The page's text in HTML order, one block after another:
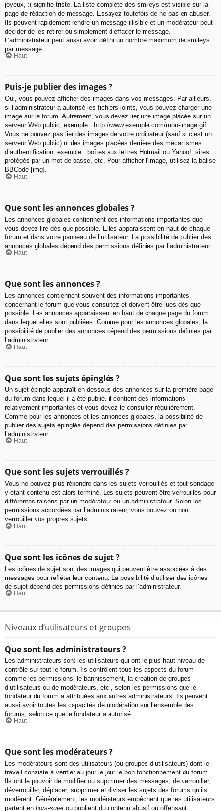
joyeux, :( signifie triste. La liste complète des smileys est visible sur la
page de rédaction de message. Essayez toutefois de ne pas en abuser.
Ils peuvent rapidement rendre un message illisible et un modérateur peut
décider de les retirer ou simplement d’effacer le message.
L’administrateur peut aussi avoir défini un nombre maximum de smileys
par message.
Haut
Puis-je publier des images ?
Oui, vous pouvez afficher des images dans vos messages. Par ailleurs,
si l’administrateur a autorisé les fichiers joints, vous pouvez charger une
image sur le forum. Autrement, vous devez lier une image placée sur un
serveur Web public, exemple : http://www.exemple.com/mon-image.gif.
Vous ne pouvez pas lier des images de votre ordinateur (sauf si c’est un
serveur Web public) ni des images placées derrière des mécanismes
d’authentification, exemple : boîtes aux lettres Hotmail ou Yahoo!, sites
protégés par un mot de passe, etc. Pour afficher l’image, utilisez la balise
BBCode [img].
Haut
Que sont les annonces globales ?
Les annonces globales contiennent des informations importantes que
vous devez lire dès que possible. Elles apparaissent en haut de chaque
forum et dans votre panneau de l’utilisateur. La possibilité de publier des
annonces globales dépend des permissions définies par l’administrateur.
Haut
Que sont les annonces ?
Les annonces contiennent souvent des informations importantes
concernant le forum que vous consultez et doivent être lues dès que
possible. Les annonces apparaissent en haut de chaque page du forum
dans lequel elles sont publiées. Comme pour les annonces globales, la
possibilité de publier des annonces dépend des permissions définies par
l’administrateur.
Haut
Que sont les sujets épinglés ?
Un sujet épinglé apparaît en dessous des annonces sur la première page
du forum dans lequel il a été publié. il contient des informations
relativement importantes et vous devez le consulter régulièrement.
Comme pour les annonces et les annonces globales, la possibilité de
publier des sujets épinglés dépend des permissions définies par
l’administrateur.
Haut
Que sont les sujets verrouillés ?
Vous ne pouvez plus répondre dans les sujets verrouillés et tout sondage
y étant contenu est alors terminé. Les sujets peuvent être verrouillés pour
différentes raisons par un modérateur ou un administrateur. Selon les
permissions accordées par l’administrateur, vous pouvez ou non
verrouiller vos propres sujets.
Haut
Que sont les icônes de sujet ?
Les icônes de sujet sont des images qui peuvent être associées à des
messages pour refléter leur contenu. La possibilité d’utiliser des icônes
de sujet dépend des permissions définies par l’administrateur.
Haut
Niveaux d’utilisateurs et groupes
Que sont les administrateurs ?
Les administrateurs sont les utilisateurs qui ont le plus haut niveau de
contrôle sur tout le forum. Ils contrôlent tous les aspects du forum
comme les permissions, le bannissement, la création de groupes
d’utilisateurs ou de modérateurs, etc., selon les permissions que le
fondateur du forum a attribuées aux autres administrateurs. Ils peuvent
aussi avoir toutes les capacités de modération sur l’ensemble des
forums, selon ce que le fondateur a autorisé.
Haut
Que sont les modérateurs ?
Les modérateurs sont des utilisateurs (ou groupes d’utilisateurs) dont le
travail consiste à vérifier au jour le jour le bon fonctionnement du forum.
Ils ont le pouvoir de modifier ou supprimer des messages, de verrouiller,
déverrouiller, déplacer, supprimer et diviser les sujets des forums qu’ils
modèrent. Généralement, les modérateurs empêchent que les utilisateurs
partent en hors-sujet ou publient du contenu abusif ou offensant.